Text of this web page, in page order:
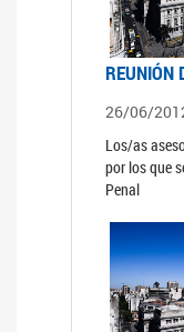
REUNIÓN
26/06/
Los/as
por los que
Penal